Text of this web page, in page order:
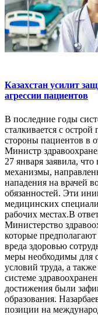
Казахстан усилит
агрессии пациентов
В последние годы
сталкивается с
стороны пациентов в
Министр
27 января заявила,
механизмы,
нападения на врачей
обязанностей. Эти
медицинских
рабочих местах.В
Министерство
которые
вреда здоровью
меры необходимы для
условий труда, а
системе
достижения были
образования.
позиции на